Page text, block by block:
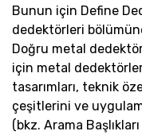
Bunun için Define
dedektörleri
Doğru metal
için metal
tasarımları, teknik
çeşitlerini ve
(bkz. Arama